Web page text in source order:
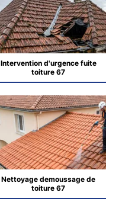
Intervention d'urgence fuite
toiture 67
Nettoyage demoussage de
toiture 67